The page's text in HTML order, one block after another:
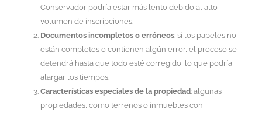
Conservador podría estar más lento debido al alto
volumen de inscripciones.
Documentos incompletos o erróneos: si los papeles no
están completos o contienen algún error, el proceso se
detendrá hasta que todo esté corregido, lo que podría
alargar los tiempos.
Características especiales de la propiedad: algunas
propiedades, como terrenos o inmuebles con